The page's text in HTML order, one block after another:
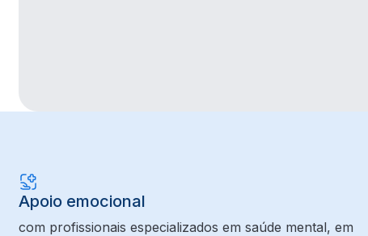
Apoio emocional
com profissionais especializados em saúde mental, em